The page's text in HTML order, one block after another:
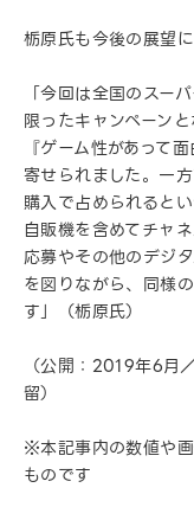
栃原氏も今後の展望
「今回は全国のスー
限ったキャンペーン
『ゲーム性があって
寄せられました。一
購入で占められると
自販機を含めてチャ
応募やその他のデジ
を図りながら、同様
す」（栃原氏）
（公開：2019年6月
留）
※本記事内の数値や
ものです